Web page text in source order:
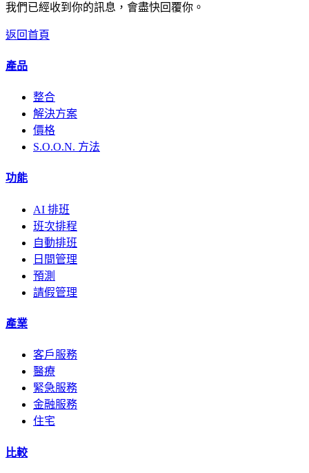
我們已經收到你的訊息，會盡快回覆你。
返回首頁
產品
整合
解決方案
價格
S.O.O.N. 方法
功能
AI 排班
班次排程
自動排班
日間管理
預測
請假管理
產業
客戶服務
醫療
緊急服務
金融服務
住宅
比較